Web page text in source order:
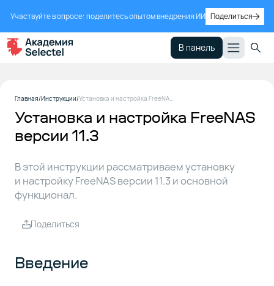
Участвуйте в опросе: поделитесь опытом внедрения ИИ Поделиться
В панель
1
2
Установка
11.3
3
Настройка
Главная Инструкции Установка и настройка FreeNAS версии 11.3
Установка и настройка FreeNAS
версии 11.3
В этой инструкции рассматриваем установку
и настройку FreeNAS версии 11.3 и основной
функционал.
Поделиться
Введение